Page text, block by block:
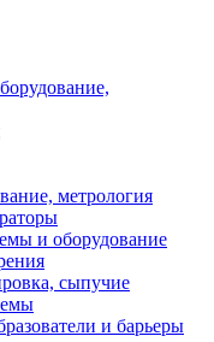
метрология
и оборудование
сыпучие
и барьеры